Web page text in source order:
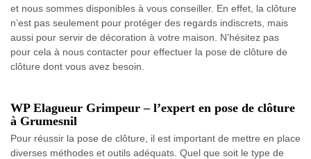
et nous sommes disponibles à vous conseiller. En effet, la clôture
n’est pas seulement pour protéger des regards indiscrets, mais
aussi pour servir de décoration à votre maison. N’hésitez pas
pour cela à nous contacter pour effectuer la pose de clôture de
clôture dont vous avez besoin.
WP Elagueur Grimpeur – l’expert en pose de clôture
à Grumesnil
Pour réussir la pose de clôture, il est important de mettre en place
diverses méthodes et outils adéquats. Quel que soit le type de